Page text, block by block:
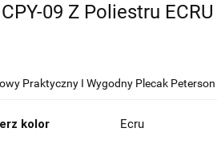
09 Z Poliestru ECRU
Praktyczny I Wygodny Plecak Peterson
kolor Ecru